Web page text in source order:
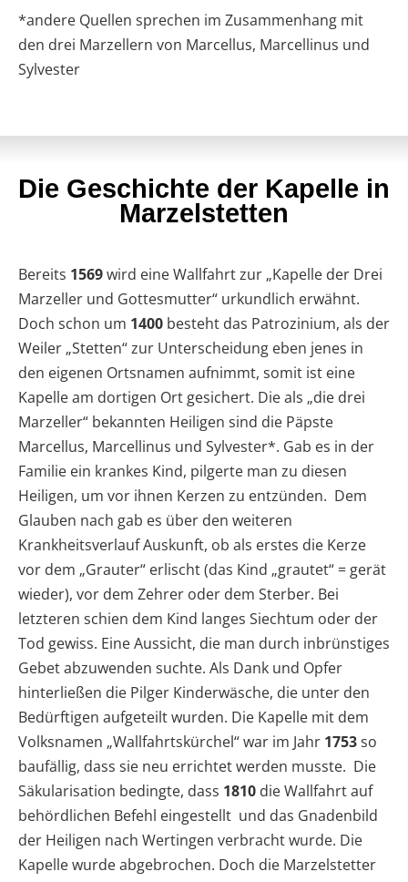
*andere Quellen sprechen im Zusammenhang mit
den drei Marzellern von Marcellus, Marcellinus und
Sylvester
Die Geschichte der Kapelle in
Marzelstetten
Bereits 1569wird eine Wallfahrt zur „Kapelle der Drei
Marzeller und Gottesmutter“ urkundlich erwähnt.
Doch schon um 1400 besteht das Patrozinium, als der
Weiler „Stetten“ zur Unterscheidung eben jenes in
den eigenen Ortsnamen aufnimmt, somit ist eine
Kapelle am dortigen Ort gesichert. Die als „die drei
Marzeller“ bekannten Heiligen sind die Päpste
Marcellus, Marcellinus und Sylvester*. Gab es in der
Familie ein krankes Kind, pilgerte man zu diesen
Heiligen, um vor ihnen Kerzen zu entzünden. Dem
Glauben nach gab es über den weiteren
Krankheitsverlauf Auskunft, ob als erstes die Kerze
vor dem „Grauter“ erlischt (das Kind „grautet“ = gerät
wieder), vor dem Zehrer oder dem Sterber. Bei
letzteren schien dem Kind langes Siechtum oder der
Tod gewiss. Eine Aussicht, die man durch inbrünstiges
Gebet abzuwenden suchte. Als Dank und Opfer
hinterließen die Pilger Kinderwäsche, die unter den
Bedürftigen aufgeteilt wurden. Die Kapelle mit dem
Volksnamen „Wallfahrtskürchel“ war im Jahr 1753so
baufällig, dass sie neu errichtet werden musste. Die
Säkularisation bedingte, dass 1810 die Wallfahrt auf
behördlichen Befehl eingestellt und das Gnadenbild
der Heiligen nach Wertingen verbracht wurde. Die
Kapelle wurde abgebrochen. Doch die Marzelstetter